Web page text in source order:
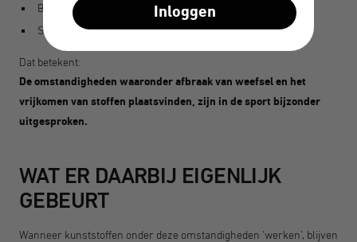
Blootstelling aan UV-straling en hitte
Schoonmaken en vaatwasser
Dat betekent:
De omstandigheden waaronder afbraak van weefsel en het
vrijkomen van stoffen plaatsvinden, zijn in de sport bijzonder
uitgesproken.
WAT ER DAARBIJ EIGENLIJK
GEBEURT
Wanneer kunststoffen onder deze omstandigheden ‘werken’, blijven
Inloggen